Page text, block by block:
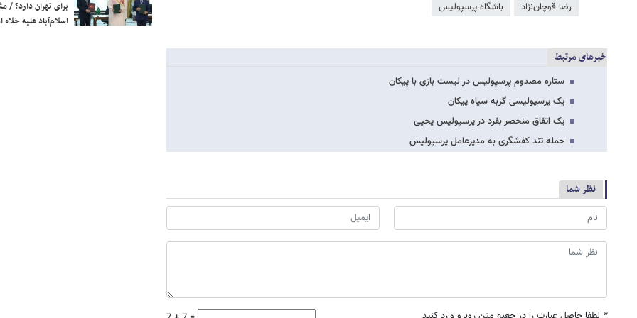
رضا قوچان‌نژاد باشگاه پرسپولیس
خبرهای مرتبط
ستاره مصدوم پرسپولیس در لیست بازی با پیکان
یک پرسپولیسی گربه سیاه پیکان
یک اتفاق منحصر بفرد در پرسپولیس یحیی
حمله تند کفشگری به مدیرعامل پرسپولیس
نظر شما
برای تهران دارد؟ /
اسلام‌آباد علیه